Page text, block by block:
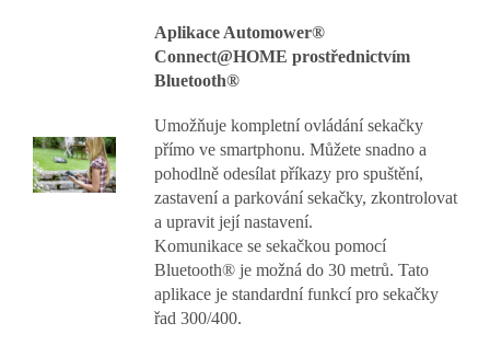
Aplikace Automower®
Connect@HOME prostřednictvím
Bluetooth®
Umožňuje kompletní ovládání sekačky
přímo ve smartphonu. Můžete snadno a
pohodlně odesílat příkazy pro spuštění,
zastavení a parkování sekačky, zkontrolovat
a upravit její nastavení.
Komunikace se sekačkou pomocí
Bluetooth® je možná do 30 metrů. Tato
aplikace je standardní funkcí pro sekačky
řad 300/400.